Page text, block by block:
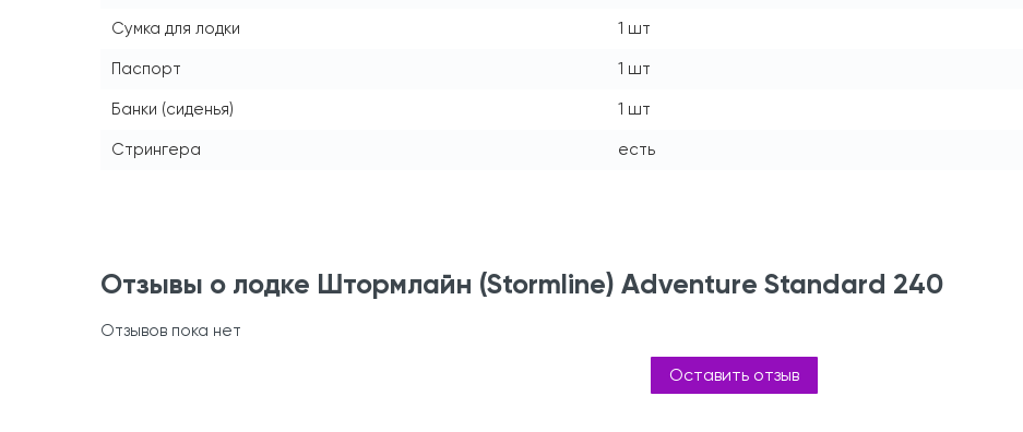
Сумка для лодки 1 шт
Паспорт 1 шт
Банки (сиденья) 1 шт
Стрингера есть
Отзывы о лодке Штормлайн (Stormline) Adventure Standard 240
Отзывов пока нет
Оставить отзыв